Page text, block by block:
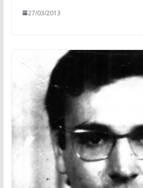
27/03/2013